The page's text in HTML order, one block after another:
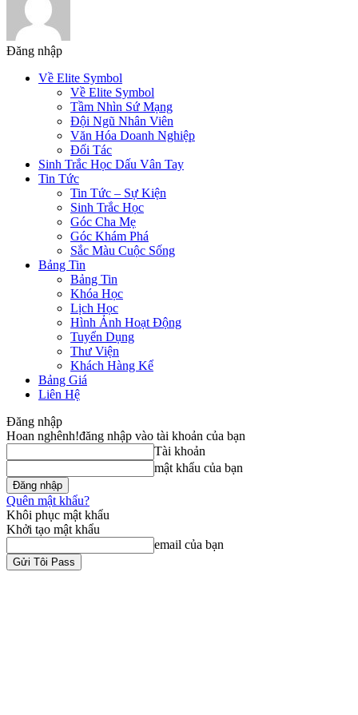
Đăng nhập
Về Elite Symbol
Về Elite Symbol
Tầm Nhìn Sứ Mạng
Đội Ngũ Nhân Viên
Văn Hóa Doanh Nghiệp
Đối Tác
Sinh Trắc Học Dấu Vân Tay
Tin Tức
Tin Tức – Sự Kiện
Sinh Trắc Học
Góc Cha Mẹ
Góc Khám Phá
Sắc Màu Cuộc Sống
Bảng Tin
Bảng Tin
Khóa Học
Lịch Học
Hình Ảnh Hoạt Động
Tuyển Dụng
Thư Viện
Khách Hàng Kể
Bảng Giá
Liên Hệ
Đăng nhập
Hoan nghênh!đăng nhập vào tài khoản của bạn
Tài khoản
mật khẩu của bạn
Quên mật khẩu?
Khôi phục mật khẩu
Khởi tạo mật khẩu
email của bạn